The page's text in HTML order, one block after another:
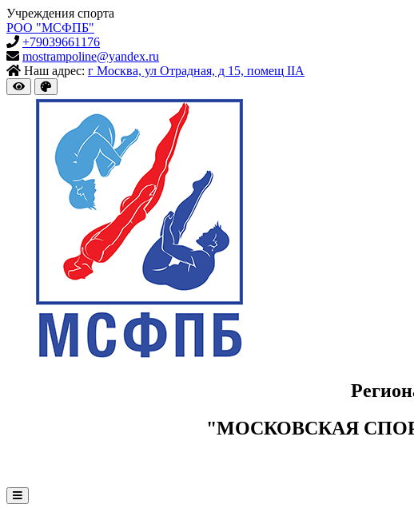
Учреждения спорта
РОО "МСФПБ"
+79039661176
mostrampoline@yandex.ru
Наш адрес: г Москва, ул Отрадная, д 15, помещ IIА
"МОСКОВСКАЯ